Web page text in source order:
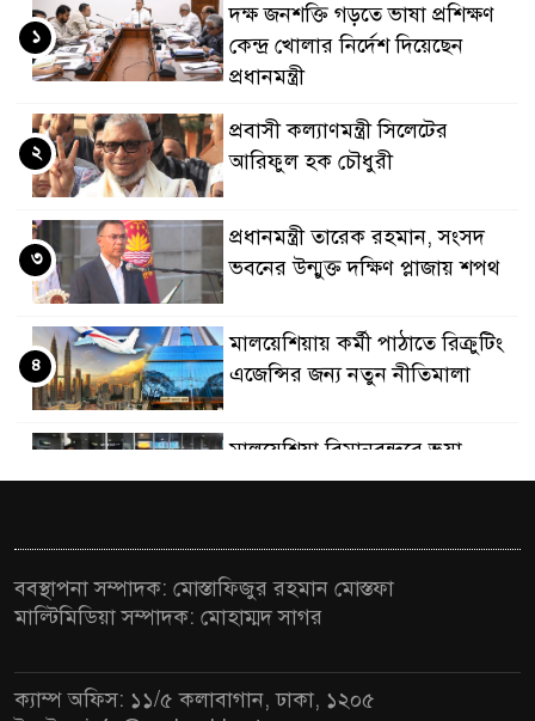
দক্ষ জনশক্তি গড়তে ভাষা প্রশিক্ষণ
কেন্দ্র খোলার নির্দেশ দিয়েছেন
প্রধানমন্ত্রী
১
প্রবাসী কল্যাণমন্ত্রী সিলেটের
আরিফুল হক চৌধুরী
২
প্রধানমন্ত্রী তারেক রহমান, সংসদ
ভবনের উন্মুক্ত দক্ষিণ প্লাজায় শপথ
৩
মালয়েশিয়ায় কর্মী পাঠাতে রিক্রুটিং
এজেন্সির জন্য নতুন নীতিমালা
৪
মালয়েশিয়া বিমানবন্দরে ভুয়া
ভিসায় আটকের তালিকার শীর্ষে
অভিযোগে ৫ বাংলাদেশি গ্রেফতার
৬
কুয়ালালামপুরে বিশেষ অভিযানে
বাংলাদেশিসহ ৭৭০ অভিবাসী আটক
৭
ববস্থাপনা সম্পাদক: মোস্তাফিজুর রহমান মোস্তফা
মাল্টিমিডিয়া সম্পাদক: মোহাম্মদ সাগর
ক্যাম্প অফিস: ১১/৫ কলাবাগান, ঢাকা, ১২০৫